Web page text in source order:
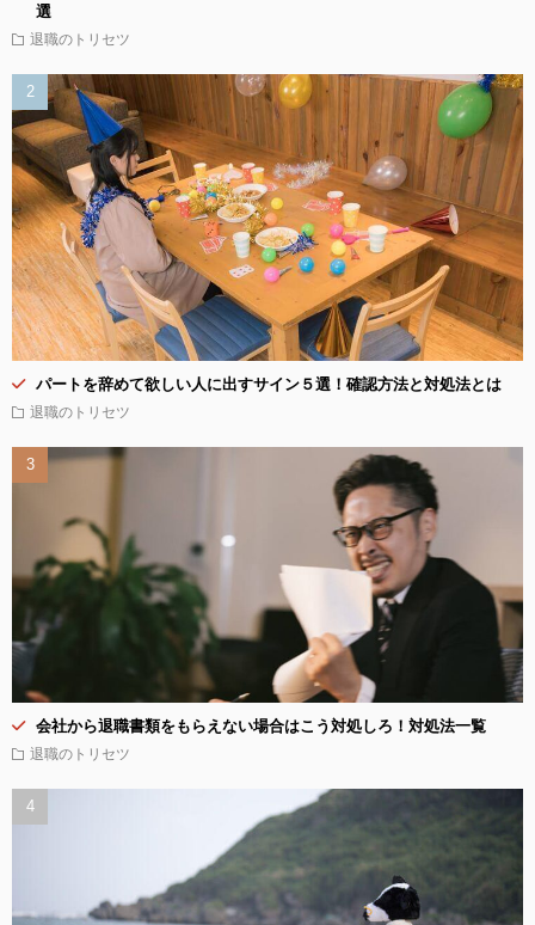
選
退職のトリセツ
パートを辞めて欲しい人に出すサイン５選！確認方法と対処法とは
退職のトリセツ
会社から退職書類をもらえない場合はこう対処しろ！対処法一覧
退職のトリセツ